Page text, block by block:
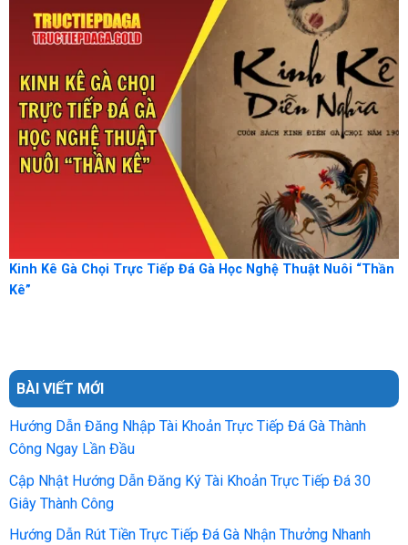
Kinh Kê Gà Chọi Trực Tiếp Đá Gà Học Nghệ Thuật Nuôi “Thần
Kê”
BÀI VIẾT MỚI
Hướng Dẫn Đăng Nhập Tài Khoản Trực Tiếp Đá Gà Thành
Công Ngay Lần Đầu
Cập Nhật Hướng Dẫn Đăng Ký Tài Khoản Trực Tiếp Đá 30
Giây Thành Công
Hướng Dẫn Rút Tiền Trực Tiếp Đá Gà Nhận Thưởng Nhanh